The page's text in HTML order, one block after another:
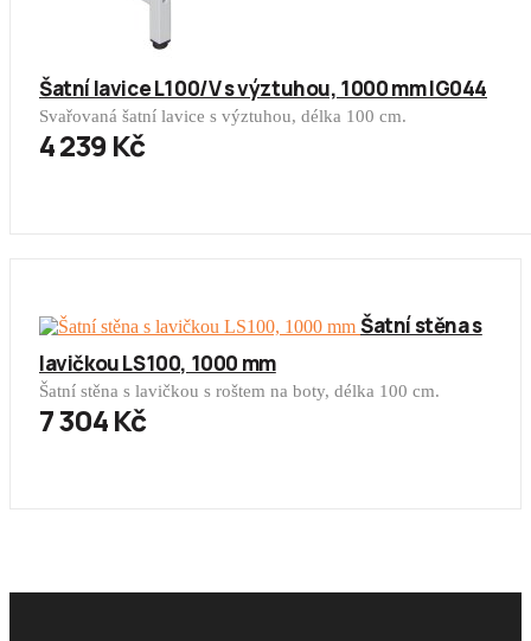
Šatní lavice L100/V s výztuhou, 1000 mm IG044
Svařovaná šatní lavice s výztuhou, délka 100 cm.
4 239 Kč
Šatní stěna s
lavičkou LS100, 1000 mm
Šatní stěna s lavičkou s roštem na boty, délka 100 cm.
7 304 Kč